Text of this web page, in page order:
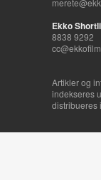
Ekko
8838 9292
Artikler og
indekseres
distribueres